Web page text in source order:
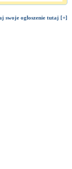
swoje ogłoszenie tutaj [+]